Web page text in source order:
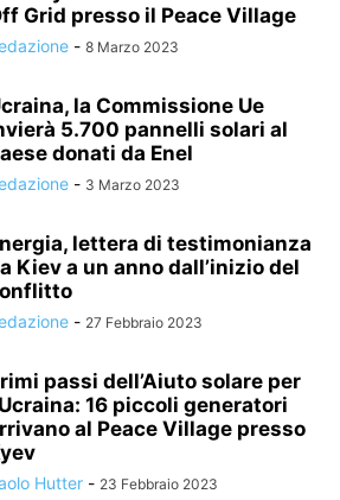
Grid presso il Peace Village
- 8 Marzo 2023
la Commissione Ue
5.700 pannelli solari al
donati da Enel
- 3 Marzo 2023
lettera di testimonianza
Kiev a un anno dall’inizio del
- 27 Febbraio 2023
passi dell’Aiuto solare per
16 piccoli generatori
al Peace Village presso
Hutter - 23 Febbraio 2023